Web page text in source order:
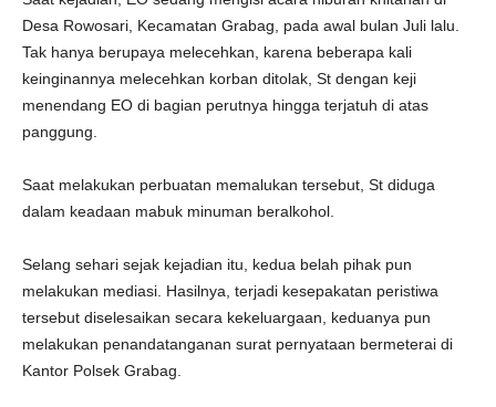
Desa Rowosari, Kecamatan Grabag, pada awal bulan Juli lalu.
Tak hanya berupaya melecehkan, karena beberapa kali
keinginannya melecehkan korban ditolak, St dengan keji
menendang EO di bagian perutnya hingga terjatuh di atas
panggung.
Saat melakukan perbuatan memalukan tersebut, St diduga
dalam keadaan mabuk minuman beralkohol.
Selang sehari sejak kejadian itu, kedua belah pihak pun
melakukan mediasi. Hasilnya, terjadi kesepakatan peristiwa
tersebut diselesaikan secara kekeluargaan, keduanya pun
melakukan penandatanganan surat pernyataan bermeterai di
Kantor Polsek Grabag.